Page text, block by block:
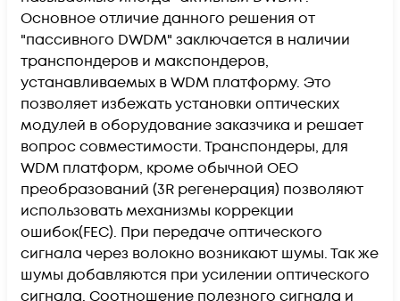
Основное отличие данного решения от
"пассивного DWDM" заключается в наличии
транспондеров и макспондеров,
устанавливаемых в WDM платформу. Это
позволяет избежать установки оптических
модулей в оборудование заказчика и решает
вопрос совместимости. Транспондеры, для
WDM платформ, кроме обычной OEO
преобразований (3R регенерация) позволяют
использовать механизмы коррекции
ошибок(FEC). При передаче оптического
сигнала через волокно возникают шумы. Так же
шумы добавляются при усилении оптического
сигнала. Соотношение полезного сигнала и